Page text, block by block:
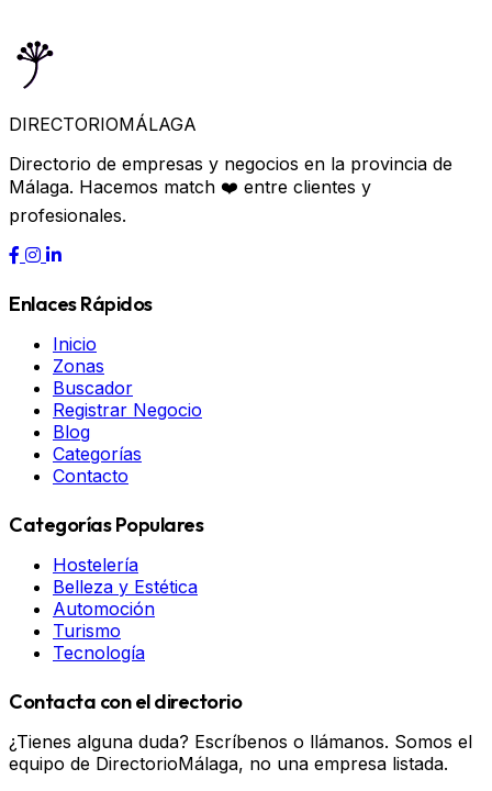
DIRECTORIOMÁLAGA
Directorio de empresas y negocios en la provincia de
Málaga. Hacemos match ❤️ entre clientes y
profesionales.
Enlaces Rápidos
Inicio
Zonas
Buscador
Registrar Negocio
Blog
Categorías
Contacto
Categorías Populares
Hostelería
Belleza y Estética
Automoción
Turismo
Tecnología
Contacta con el directorio
¿Tienes alguna duda? Escríbenos o llámanos. Somos el
equipo de DirectorioMálaga, no una empresa listada.